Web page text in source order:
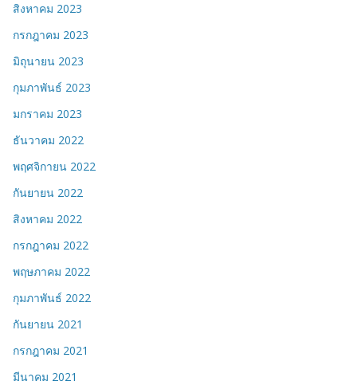
สิงหาคม 2023
กรกฎาคม 2023
มิถุนายน 2023
กุมภาพันธ์ 2023
มกราคม 2023
ธันวาคม 2022
พฤศจิกายน 2022
กันยายน 2022
สิงหาคม 2022
กรกฎาคม 2022
พฤษภาคม 2022
กุมภาพันธ์ 2022
กันยายน 2021
กรกฎาคม 2021
มีนาคม 2021